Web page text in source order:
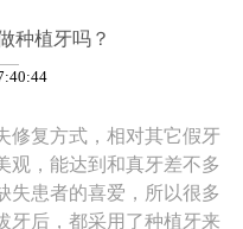
种植牙吗？
修复方式，相对其它假牙
观，能达到和真牙差不多
失患者的喜爱，所以很多
牙后，都采用了种植牙来